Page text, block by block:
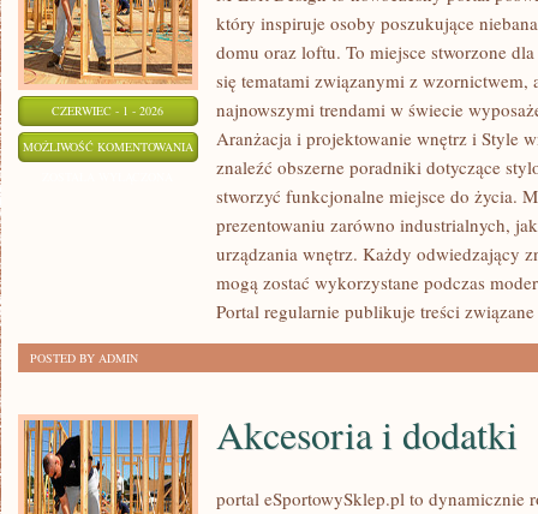
CZERWIEC - 1 - 2026
MOŻLIWOŚĆ KOMENTOWANIA METAMORFOZY
WNĘTRZ
który inspiruje osoby poszukujące
domu oraz loftu. To miejsce stworzone
się tematami związanymi z wzornictwem,
najnowszymi trendami w świecie
Aranżacja i projektowanie wnętrz i Style
znaleźć obszerne poradniki dotyczące
stworzyć funkcjonalne miejsce do życia.
prezentowaniu zarówno industrialnych,
urządzania wnętrz. Każdy odwiedzający
mogą zostać wykorzystane podczas
Portal regularnie publikuje treści
POSTED BY ADMIN
Akcesoria i dodatki
portal eSportowySklep.pl to dynamicznie